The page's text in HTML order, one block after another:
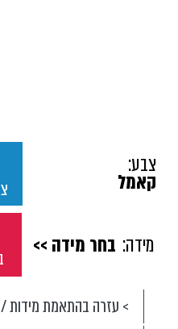
קאמל
צבע:
> עזרה בהתאמת מידות
בחר מידה >> מידה: